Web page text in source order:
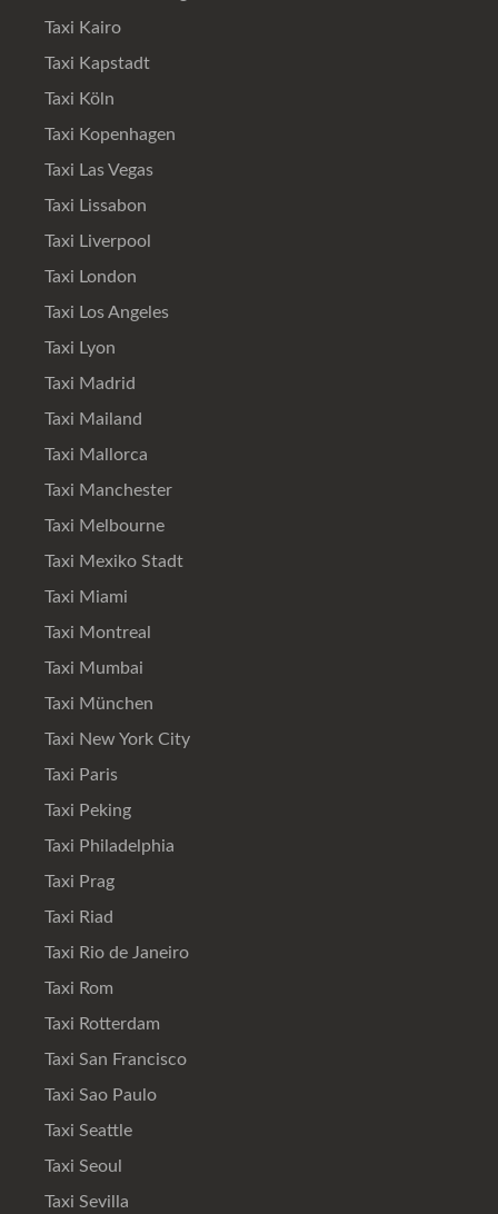
Taxi Kairo
Taxi Kapstadt
Taxi Köln
Taxi Kopenhagen
Taxi Las Vegas
Taxi Lissabon
Taxi Liverpool
Taxi London
Taxi Los Angeles
Taxi Lyon
Taxi Madrid
Taxi Mailand
Taxi Mallorca
Taxi Manchester
Taxi Melbourne
Taxi Mexiko Stadt
Taxi Miami
Taxi Montreal
Taxi Mumbai
Taxi München
Taxi New York City
Taxi Paris
Taxi Peking
Taxi Philadelphia
Taxi Prag
Taxi Riad
Taxi Rio de Janeiro
Taxi Rom
Taxi Rotterdam
Taxi San Francisco
Taxi Sao Paulo
Taxi Seattle
Taxi Seoul
Taxi Sevilla